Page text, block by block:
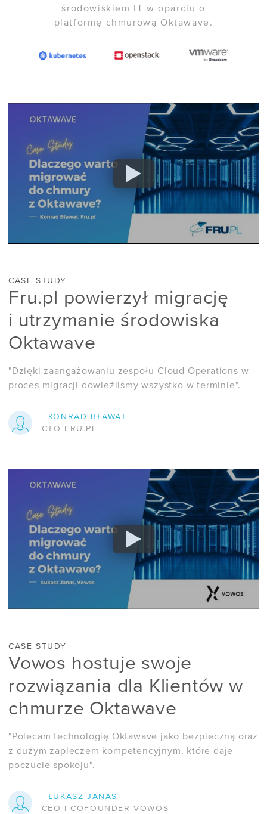
środowiskiem IT w oparciu o
platformę chmurową Oktawave.
CASE STUDY
Fru.pl powierzył migrację
i utrzymanie środowiska
Oktawave
"Dzięki zaangażowaniu zespołu Cloud Operations w
proces migracji dowieźliśmy wszystko w terminie".
- KONRAD BŁAWAT
CTO FRU.PL
CASE STUDY
Vowos hostuje swoje
rozwiązania dla Klientów w
chmurze Oktawave
"Polecam technologię Oktawave jako bezpieczną oraz
z dużym zapleczem kompetencyjnym, które daje
poczucie spokoju".
- ŁUKASZ JANAS
CEO I COFOUNDER VOWOS